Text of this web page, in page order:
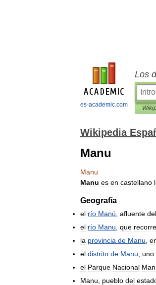
es-academic.com
Los
Wikipedia
Manu
Manu
Manu es en castellano
Geografía
el río Manú afluente del
el río Manu que recorre
la provincia de Manu
el distrito de Manu uno
el Parque Nacional
Manu
pueblo del